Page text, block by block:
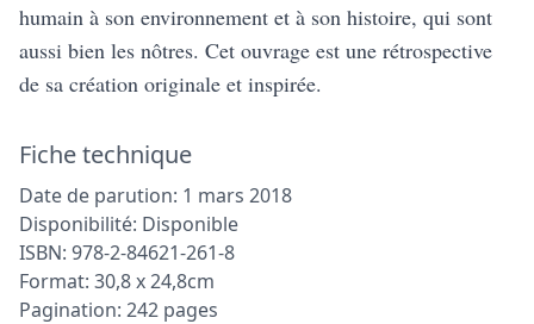
humain à son environnement et à son histoire, qui sont
aussi bien les nôtres. Cet ouvrage est une rétrospective
de sa création originale et inspirée.
Fiche technique
Date de parution: 1 mars 2018
Disponibilité: Disponible
ISBN: 978-2-84621-261-8
Format: 30,8 x 24,8cm
Pagination: 242 pages